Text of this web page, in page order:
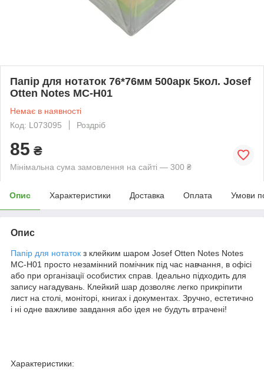
Папір для нотаток 76*76мм 500арк 5кол. Josef
Otten Notes MC-H01
Немає в наявності
Код: L073095
Роздріб
85 ₴
Мінімальна сума замовлення на сайті — 300 ₴
Опис Характеристики Доставка Оплата Умови
Опис
Папір для нотаток з клейким шаром Josef Otten Notes Notes
MC-H01 просто незамінний помічник під час навчання, в офісі
або при організації особистих справ. Ідеально підходить для
запису нагадувань. Клейкий шар дозволяє легко прикріпити
лист на столі, моніторі, книгах і документах. Зручно, естетично
і ні одне важливе завдання або ідея не будуть втрачені!
Характеристики: